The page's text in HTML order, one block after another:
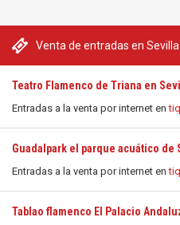
Venta de entradas en Sevilla
Teatro Flamenco de Triana en
Entradas a la venta por internet en
Guadalpark el parque acuático de
Entradas a la venta por internet en
Tablao flamenco El Palacio